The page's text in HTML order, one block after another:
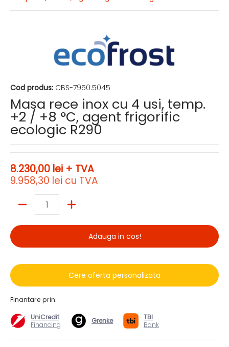
Cod produs: CBS-7950.5045
Masa rece inox cu 4 usi, temp.
+2 / +8 °C, agent frigorific
ecologic R290
8.230,00 lei + TVA
9.958,30 lei cu TVA
Adauga in cos!
Cere oferta personalizata
Finantare prin:
UniCredit
Financing
Grenke
TBI
Bank